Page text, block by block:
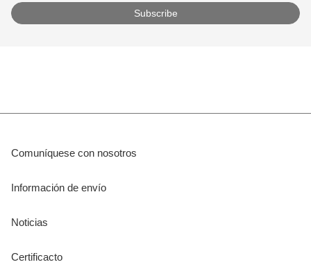
Comuníquese con nosotros
Información de envío
Noticias
Certificacto